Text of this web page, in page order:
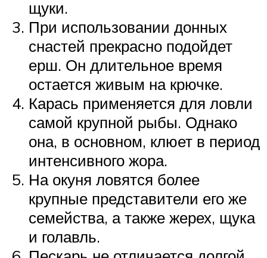
щуки.
При использовании донных
снастей прекрасно подойдет
ерш. Он длительное время
остается живым на крючке.
Карась применяется для ловли
самой крупной рыбы. Однако
она, в основном, клюет в период
интенсивного жора.
На окуня ловятся более
крупные представители его же
семейства, а также жерех, щука
и голавль.